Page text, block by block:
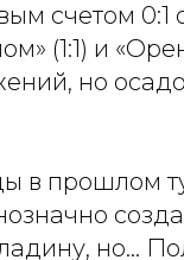
счетом 0:1
(1:1) и
но
в прошлом
но…